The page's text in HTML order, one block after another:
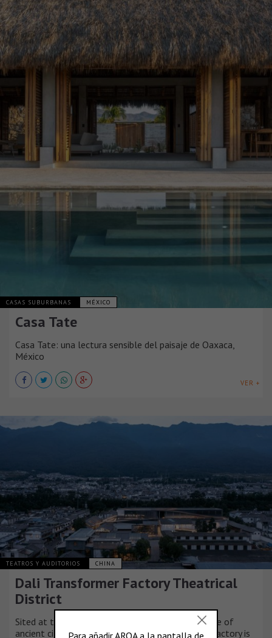
CASAS SUBURBANAS MÉXICO
Casa Tate
Casa Tate: una lectura sensible del paisaje de Oaxaca,
México
VER +
TEATROS Y AUDITORIOS CHINA
Dali Transformer Factory Theatrical
District
Sited at the West-south of Erhai Lake, at the edge of
ancient citadel of Dali, an abandon transformer factory is